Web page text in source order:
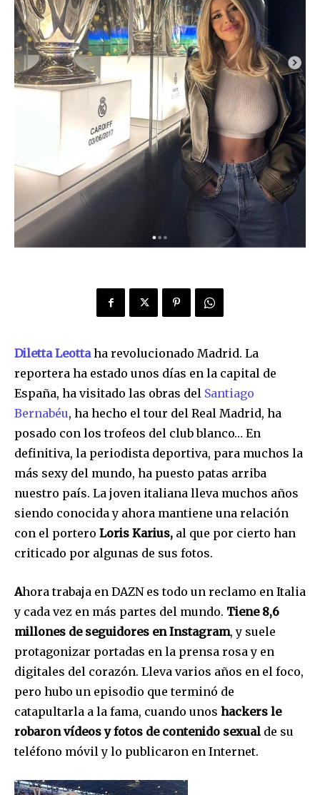
Diletta Leottaha revolucionado Madrid. La
reportera ha estado unos días en la capital de
España, ha visitado las obras del Santiago
Bernabéu, ha hecho el tour del Real Madrid, ha
posado con los trofeos del club blanco… En
definitiva, la periodista deportiva, para muchos la
más sexy del mundo, ha puesto patas arriba
nuestro país. La joven italiana lleva muchos años
siendo conocida y ahora mantiene una relación
con el portero Loris Karius, al que por cierto han
criticado por algunas de sus fotos.
Ahora trabaja en DAZN es todo un reclamo en Italia
y cada vez en más partes del mundo. Tiene 8,6
millones de seguidores en Instagram, y suele
protagonizar portadas en la prensa rosa y en
digitales del corazón. Lleva varios años en el foco,
pero hubo un episodio que terminó de
catapultarla a la fama, cuando unos hackers le
robaron vídeos y fotos de contenido sexual de su
teléfono móvil y lo publicaron en Internet.